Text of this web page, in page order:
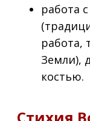
работа
работа,
Земли),
костью.
Стихия